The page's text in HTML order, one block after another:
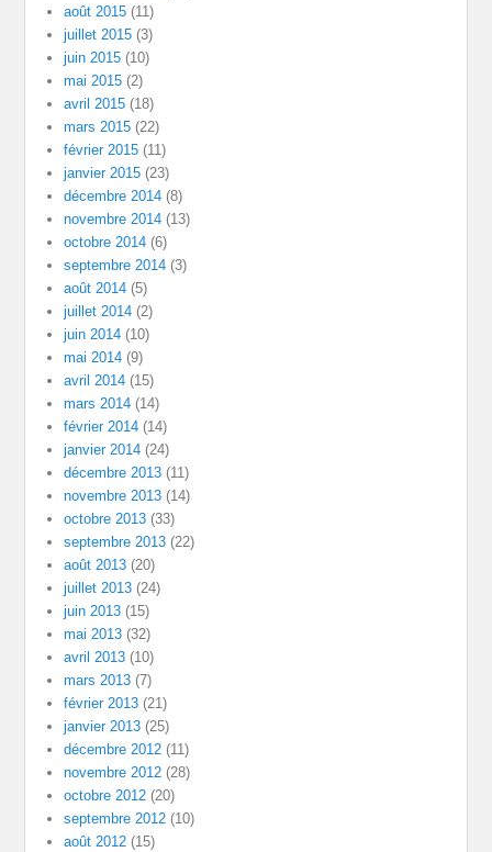
août 2015 (11)
juillet 2015 (3)
juin 2015 (10)
mai 2015 (2)
avril 2015 (18)
mars 2015 (22)
février 2015 (11)
janvier 2015 (23)
décembre 2014 (8)
novembre 2014 (13)
octobre 2014 (6)
septembre 2014 (3)
août 2014 (5)
juillet 2014 (2)
juin 2014 (10)
mai 2014 (9)
avril 2014 (15)
mars 2014 (14)
février 2014 (14)
janvier 2014 (24)
décembre 2013 (11)
novembre 2013 (14)
octobre 2013 (33)
septembre 2013 (22)
août 2013 (20)
juillet 2013 (24)
juin 2013 (15)
mai 2013 (32)
avril 2013 (10)
mars 2013 (7)
février 2013 (21)
janvier 2013 (25)
décembre 2012 (11)
novembre 2012 (28)
octobre 2012 (20)
septembre 2012 (10)
août 2012 (15)